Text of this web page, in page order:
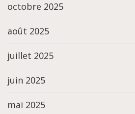
octobre 2025
août 2025
juillet 2025
juin 2025
mai 2025